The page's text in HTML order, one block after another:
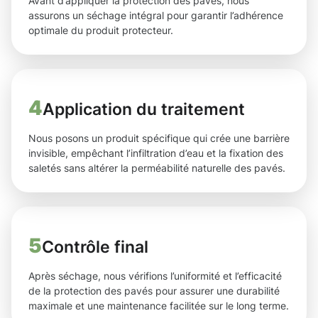
assurons un séchage intégral pour garantir l’adhérence
optimale du produit protecteur.
4Application du traitement
Nous posons un produit spécifique qui crée une barrière
invisible, empêchant l’infiltration d’eau et la fixation des
saletés sans altérer la perméabilité naturelle des pavés.
5Contrôle final
Après séchage, nous vérifions l’uniformité et l’efficacité
de la protection des pavés pour assurer une durabilité
maximale et une maintenance facilitée sur le long terme.